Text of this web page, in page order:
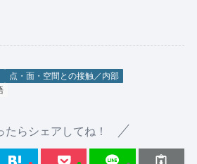
点・面・空間との接触／内部
たらシェアしてね！